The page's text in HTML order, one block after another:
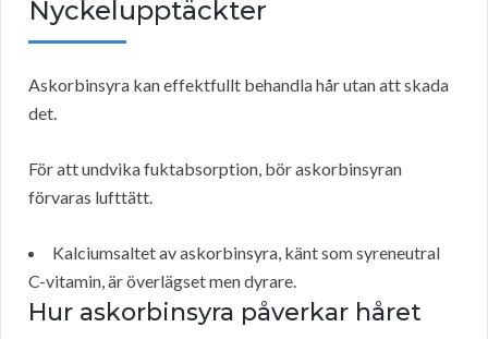
Nyckelupptäckter
Askorbinsyra kan effektfullt behandla hår utan att skada
det.
För att undvika fuktabsorption, bör askorbinsyran
förvaras lufttätt.
Kalciumsaltet av askorbinsyra, känt som syreneutral
C-vitamin, är överlägset men dyrare.
Hur askorbinsyra påverkar håret